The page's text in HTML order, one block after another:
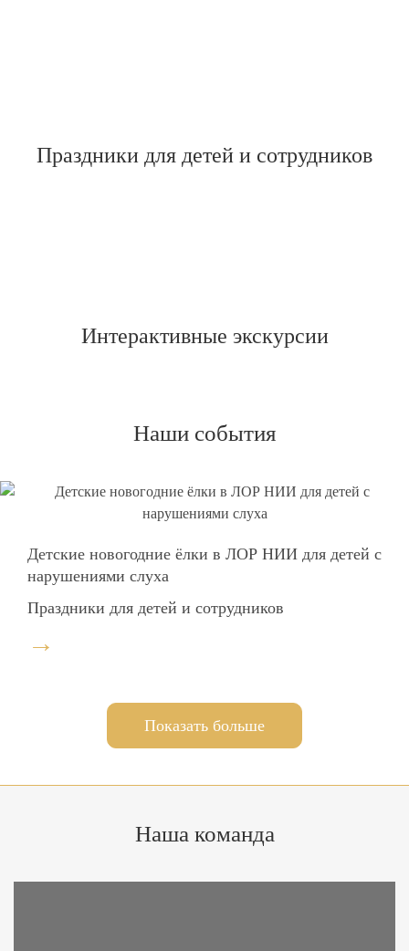
Праздники для детей и сотрудников
Интерактивные экскурсии
Наши события
Детские новогодние ёлки в ЛОР НИИ для детей с
нарушениями слуха
Праздники для детей и сотрудников
→
Показать больше
Наша команда